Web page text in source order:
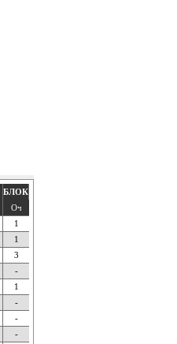
БЛОК
Оч
1
1
3
-
1
-
-
-